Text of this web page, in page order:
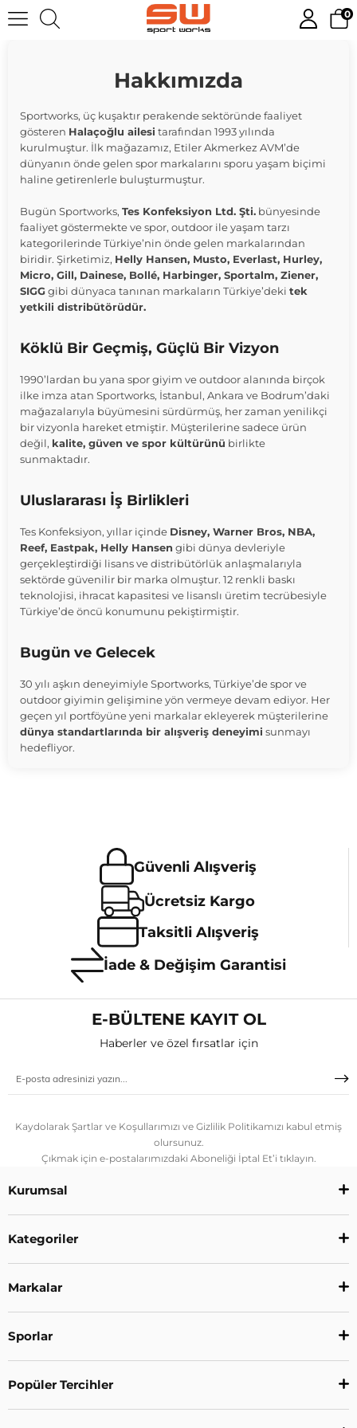
0
Hakkımızda
Sportworks, üç kuşaktır perakende sektöründe faaliyet
gösteren Halaçoğlu ailesi tarafından 1993 yılında
kurulmuştur. İlk mağazamız, Etiler Akmerkez AVM’de
dünyanın önde gelen spor markalarını sporu yaşam biçimi
haline getirenlerle buluşturmuştur.
Bugün Sportworks, Tes Konfeksiyon Ltd. Şti. bünyesinde
faaliyet göstermekte ve spor, outdoor ile yaşam tarzı
kategorilerinde Türkiye’nin önde gelen markalarından
biridir. Şirketimiz, Helly Hansen, Musto, Everlast, Hurley,
Micro, Gill, Dainese, Bollé, Harbinger, Sportalm, Ziener,
SIGG gibi dünyaca tanınan markaların Türkiye’deki tek
yetkili distribütörüdür.
Köklü Bir Geçmiş, Güçlü Bir Vizyon
1990’lardan bu yana spor giyim ve outdoor alanında birçok
ilke imza atan Sportworks, İstanbul, Ankara ve Bodrum’daki
mağazalarıyla büyümesini sürdürmüş, her zaman yenilikçi
bir vizyonla hareket etmiştir. Müşterilerine sadece ürün
değil, kalite, güven ve spor kültürünü birlikte
sunmaktadır.
Uluslararası İş Birlikleri
Tes Konfeksiyon, yıllar içinde Disney, Warner Bros, NBA,
Reef, Eastpak, Helly Hansen gibi dünya devleriyle
gerçekleştirdiği lisans ve distribütörlük anlaşmalarıyla
sektörde güvenilir bir marka olmuştur. 12 renkli baskı
teknolojisi, ihracat kapasitesi ve lisanslı üretim tecrübesiyle
Türkiye’de öncü konumunu pekiştirmiştir.
Bugün ve Gelecek
30 yılı aşkın deneyimiyle Sportworks, Türkiye’de spor ve
outdoor giyimin gelişimine yön vermeye devam ediyor. Her
geçen yıl portföyüne yeni markalar ekleyerek müşterilerine
dünya standartlarında bir alışveriş deneyimi sunmayı
hedefliyor.
Güvenli Alışveriş
Ücretsiz Kargo
Taksitli Alışveriş
İade & Değişim Garantisi
E-BÜLTENE KAYIT OL
Haberler ve özel fırsatlar için
Kaydolarak Şartlar ve Koşullarımızı ve Gizlilik Politikamızı kabul etmiş
olursunuz.
Çıkmak için e-postalarımızdaki Aboneliği İptal Et’i tıklayın.
Kurumsal
Kategoriler
Markalar
Sporlar
Popüler Tercihler